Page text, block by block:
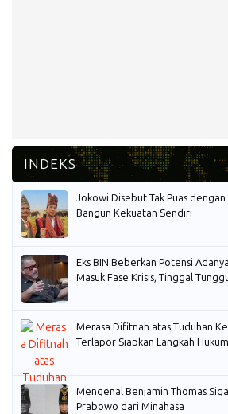
Jokowi Disebut Tak Puas
Bangun Kekuatan Sendiri
Eks BIN Beberkan Potensi
Masuk Fase Krisis, Tinggal
Merasa Difitnah atas Tuduhan
Terlapor Siapkan Langkah Hukum
Mengenal Benjamin Thomas
Prabowo dari Minahasa